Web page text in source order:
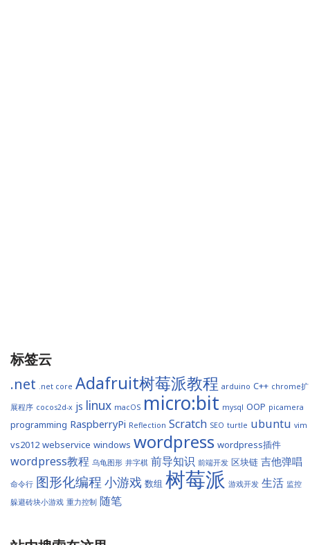
标签云
.net .net core Adafruit树莓派教程 arduino C++ chrome扩
展程序 cocos2d-x js linux macOS micro:bit mysql OOP picamera
programming RaspberryPi Reflection Scratch SEO turtle ubuntu vim
vs2012 webservice windows wordpress wordpress插件
wordpress教程 乌龟图形 井字棋 前导知识 前端开发 区块链 吉他弹唱
命令行 图形化编程 小游戏 数组 树莓派 游戏开发 生活 监控
躲避砖块小游戏 重力控制 随笔